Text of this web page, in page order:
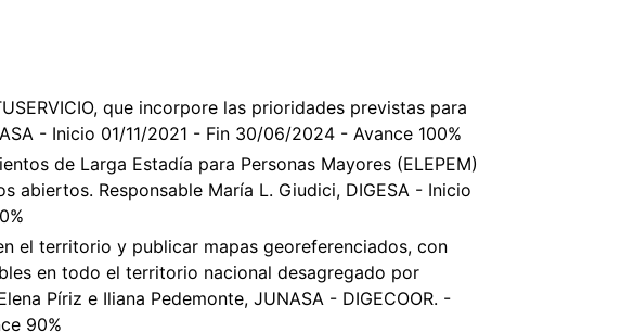
que incorpore las prioridades previstas para
- Inicio 01/11/2021 - Fin 30/06/2024 - Avance 100%
de Larga Estadía para Personas Mayores (ELEPEM)
Responsable María L. Giudici, DIGESA - Inicio
el territorio y publicar mapas georeferenciados, con
en todo el territorio nacional desagregado por
Píriz e Iliana Pedemonte, JUNASA - DIGECOOR. -
90%